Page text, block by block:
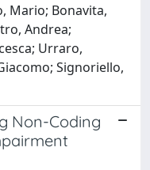
Mario; Bonavita,
Andrea;
Urraro,
Signoriello,
Non-Coding